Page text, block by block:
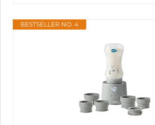
BESTSELLER NO. 4